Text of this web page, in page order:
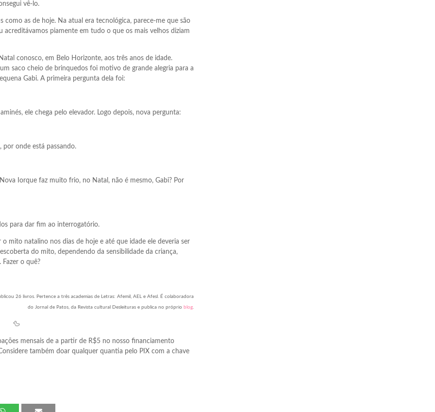
vê-lo.
as de hoje. Na atual era tecnológica, parece-me que são
acreditávamos piamente em tudo o que os mais velhos diziam
conosco, em Belo Horizonte, aos três anos de idade.
saco cheio de brinquedos foi motivo de grande alegria para a
Gabi. A primeira pergunta dela foi:
ele chega pelo elevador. Logo depois, nova pergunta:
por onde está passando.
Iorque faz muito frio, no Natal, não é mesmo, Gabi? Por
para dar fim ao interrogatório.
mito natalino nos dias de hoje e até que idade ele deveria ser
do mito, dependendo da sensibilidade da criança,
o quê?
26 livros. Pertence a três academias de Letras: Afemil, AEL e Afesl. É colaboradora
do Jornal de Patos, da Revista cultural Desleituras e publica no próprio blog.
🦆
mensais de a partir de R$5 no nosso financiamento
também doar qualquer quantia pelo PIX com a chave